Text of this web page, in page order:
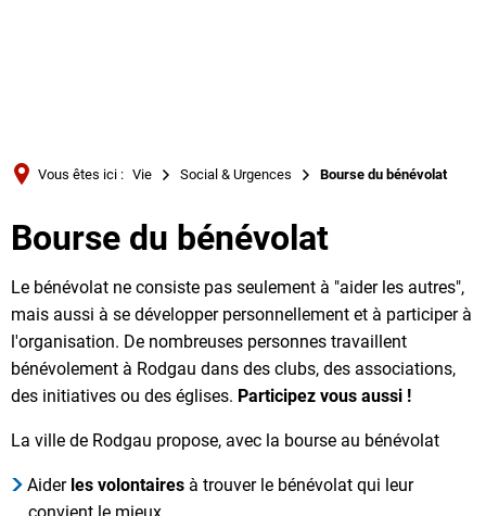
Български
MENÜ
Vous êtes ici : Vie Social & Urgences Bourse du bénévolat
Bourse du bénévolat
Le bénévolat ne consiste pas seulement à "aider les autres",
mais aussi à se développer personnellement et à participer à
l'organisation. De nombreuses personnes travaillent
bénévolement à Rodgau dans des clubs, des associations,
des initiatives ou des églises. Participez vous aussi !
La ville de Rodgau propose, avec la bourse au bénévolat
Aider les volontaires à trouver le bénévolat qui leur